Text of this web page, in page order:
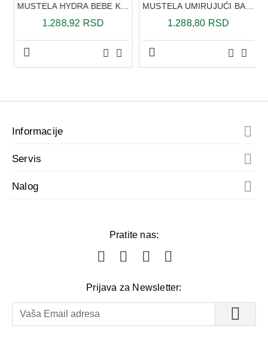
MUSTELA HYDRA BEBE KREMA ZA LICE 40ML
1.288,92 RSD
MUSTELA UMIRUJUĆI BALZAM ZA PRSA ZA BEBE 40ML
1.288,80 RSD
Informacije
Servis
Nalog
Pratite nas:
Prijava za Newsletter: